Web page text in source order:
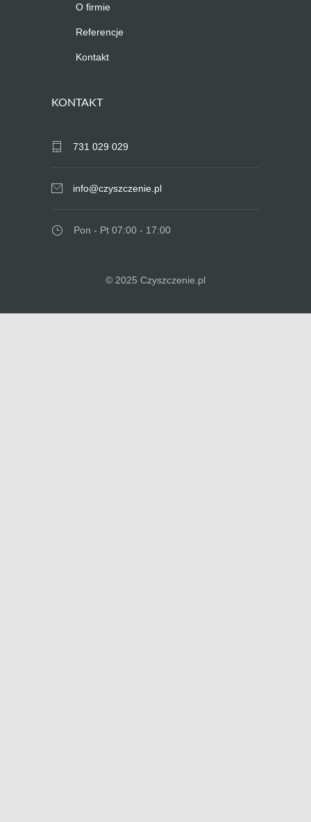
O firmie
Referencje
Kontakt
KONTAKT
731 029 029
info@czyszczenie.pl
Pon - Pt 07:00 - 17:00
© 2025 Czyszczenie.pl